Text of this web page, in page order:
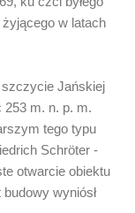
w latach
szczycie Jańskiej
m. n. p. m.
tego typu
Schröter -
otwarcie obiektu
wyniósł